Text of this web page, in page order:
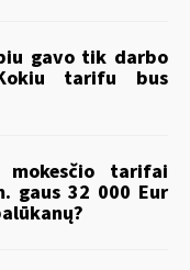
gavo tik darbo
tarifu bus
tarifai
gaus 32 000 Eur